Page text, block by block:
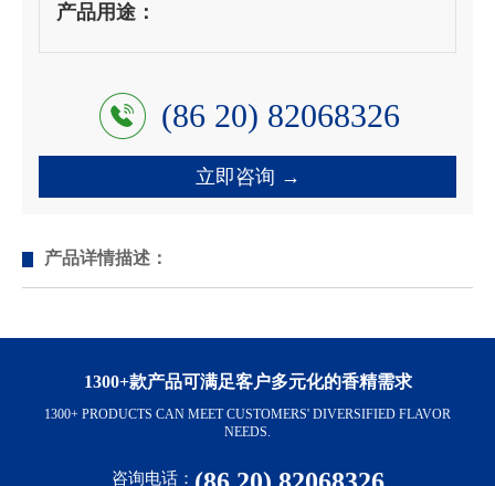
产品用途：
立即咨询 →
(86 20) 82068326
产品详情描述：
1300+款产品可满足客户多元化的香精需求
1300+ PRODUCTS CAN MEET CUSTOMERS' DIVERSIFIED FLAVOR
NEEDS.
咨询电话：